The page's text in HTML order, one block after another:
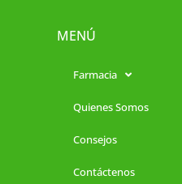
MENÚ
Farmacia
Quienes Somos
Consejos
Contáctenos